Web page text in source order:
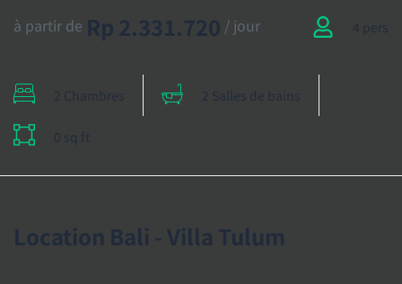
à partir de Rp 2.331.720 / jour 4 pers
2 Chambres 2 Salles de bains
0 sq ft
Location Bali - Villa Tulum